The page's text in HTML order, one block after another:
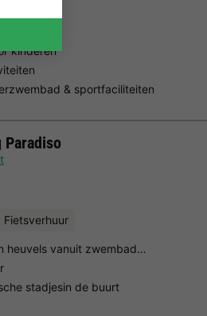
kinderen
& sportfaciliteiten
Paradiso
Fietsverhuur
heuvels vanuit zwembad…
stadjesin de buurt